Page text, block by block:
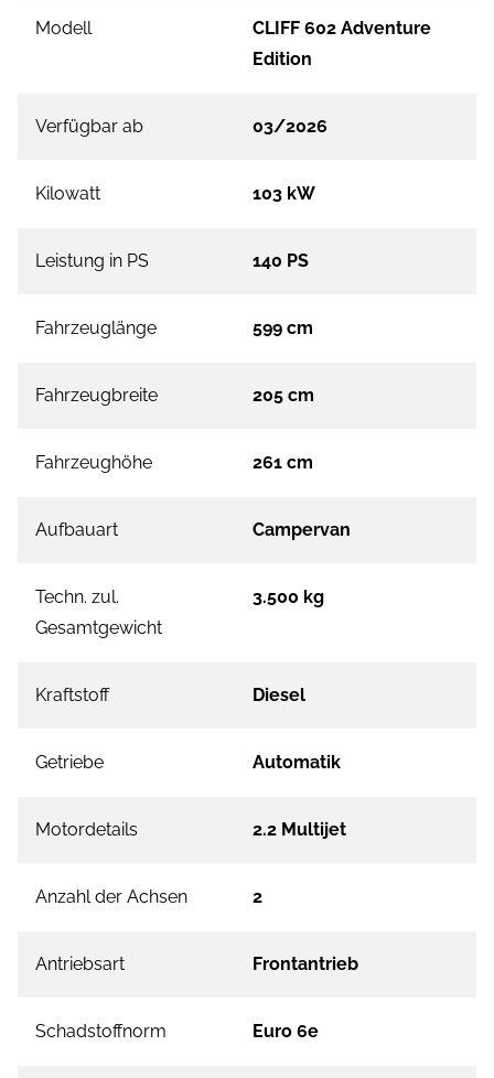
Modell
CLIFF 602 Adventure
Edition
Verfügbar ab 03/2026
Kilowatt 103 kW
Leistung in PS 140 PS
Fahrzeuglänge 599 cm
Fahrzeugbreite 205 cm
Fahrzeughöhe 261 cm
Aufbauart Campervan
Techn. zul.
Gesamtgewicht
3.500 kg
Kraftstoff Diesel
Getriebe Automatik
Motordetails 2.2 Multijet
Anzahl der Achsen 2
Antriebsart Frontantrieb
Schadstoffnorm Euro 6e